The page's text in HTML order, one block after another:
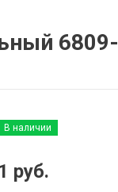
6809-
В наличии
1 руб.